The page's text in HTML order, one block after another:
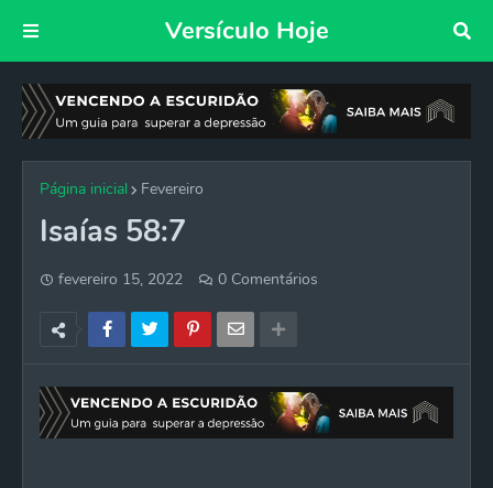
Versículo Hoje
Página inicial Fevereiro
Isaías 58:7
fevereiro 15, 2022 0 Comentários